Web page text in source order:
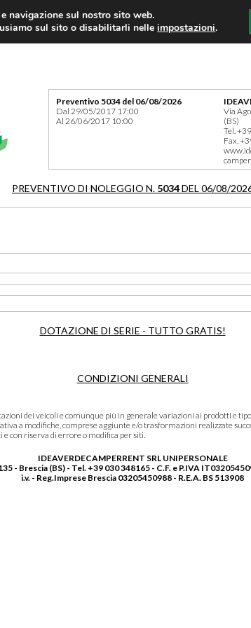
Via
(BS)
Tel.
Fax.
Preventivo 5034 del 06/08/2026
Dal 29/05/2017 17:00
Al 26/06/2017 10:00
PREVENTIVO DI NOLEGGIO N. 5034DEL 06/08/
DOTAZIONE DI SERIE - TUTTO GRATIS!
CONDIZIONI GENERALI
dei veicoli e comunque più in generale variazioni ai prodotti e
a modifiche, comprese aggiunte e/o trasformazioni realizzate
con riserva di errore o modifica per siti.
IDEAVERDECAMPERRENT SRL UNIPERSONALE
- Brescia (BS) - Tel. +39 030 348165 - C.F. e P.IVA
i.v. - Reg.Imprese Brescia 03205450988 - R.E.A. BS 513908
navigazione sul nostro sito web.
sul sito o disabilitarli nelleimpostazioni.